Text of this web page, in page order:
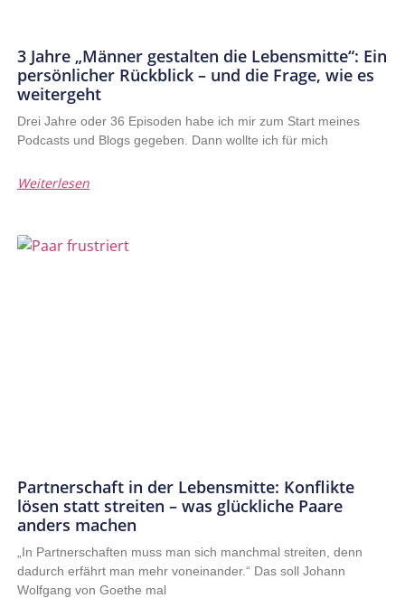
3 Jahre „Männer gestalten die Lebensmitte“: Ein
persönlicher Rückblick – und die Frage, wie es
weitergeht
Drei Jahre oder 36 Episoden habe ich mir zum Start meines
Podcasts und Blogs gegeben. Dann wollte ich für mich
Weiterlesen
Partnerschaft in der Lebensmitte: Konflikte
lösen statt streiten – was glückliche Paare
anders machen
„In Partnerschaften muss man sich manchmal streiten, denn
dadurch erfährt man mehr voneinander.“ Das soll Johann
Wolfgang von Goethe mal